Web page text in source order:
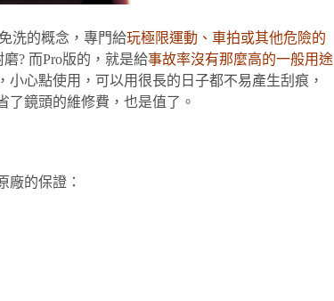
洗的概念，專門給玩極限運動、車拍或其他危險的
? 而Pro版的，就是給事故率沒有那麼高的一般用途
小心點使用，可以用很長的日子都不易產生刮痕，
鏡頭的維修費，也是值了。
廠的保證：